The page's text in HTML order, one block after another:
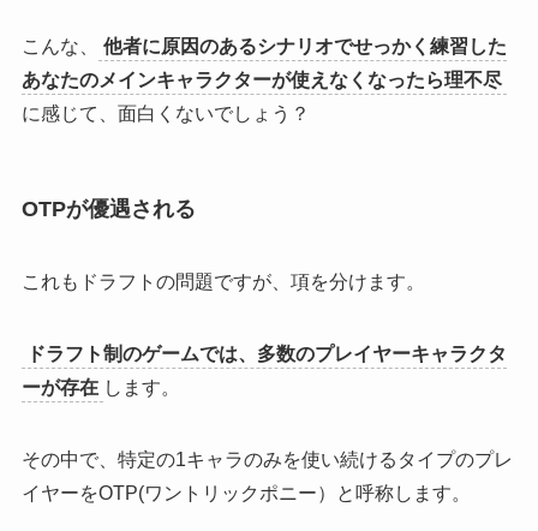
こんな、
他者に原因のあるシナリオでせっかく練習した
あなたのメインキャラクターが使えなくなったら理不尽
に感じて、面白くないでしょう？
OTPが優遇される
これもドラフトの問題ですが、項を分けます。
ドラフト制のゲームでは、多数のプレイヤーキャラクタ
ーが存在 します。
その中で、 特定の1キャラのみを使い続けるタイプのプレ
イヤーをOTP(ワントリックポニー）と呼称します。